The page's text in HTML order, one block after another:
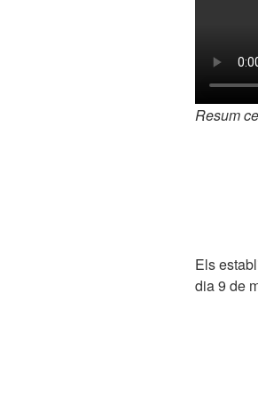
Resum
Els
dia 9 de